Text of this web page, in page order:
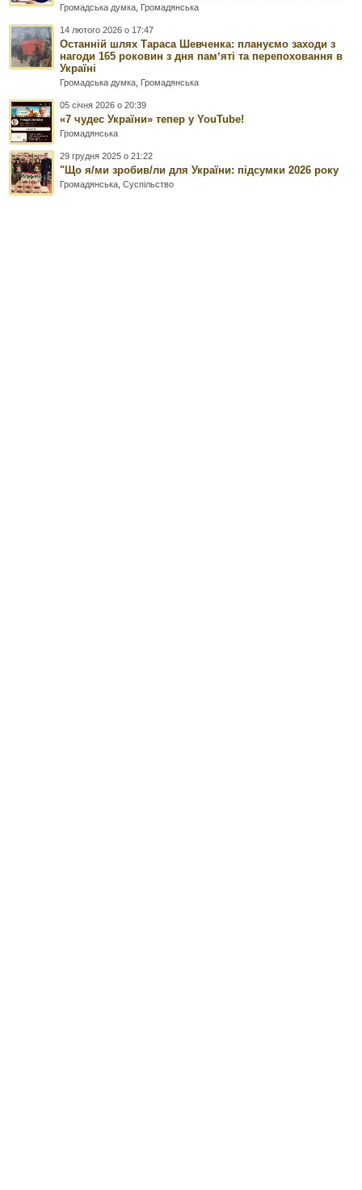
Громадська думка Громадянська
14 лютого 2026 о 17:47
Останній шлях Тараса Шевченка: плануємо заходи з
нагоди 165 роковин з дня памʼяті та перепоховання в
Україні
Громадська думка Громадянська
05 січня 2026 о 20:39
«7 чудес України» тепер у YouTube!
Громадянська
29 грудня 2025 о 21:22
"Що я/ми зробив/ли для України: підсумки 2026 року
Громадянська ,Суспільство